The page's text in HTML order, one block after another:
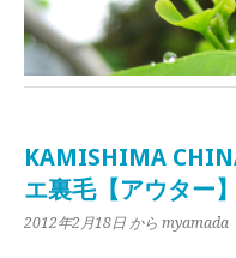
KAMISHIMA
エ裏毛【アウター】
2012年2月18日 から myamada